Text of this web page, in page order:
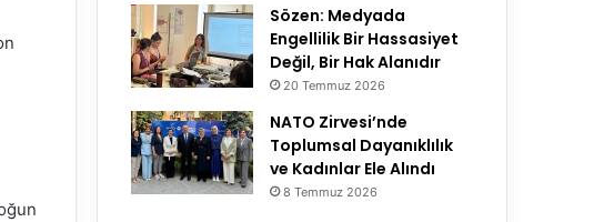
Sözen: Medyada
Engellilik Bir Hassasiyet
Değil, Bir Hak Alanıdır
20 Temmuz 2026
NATO Zirvesi’nde
Toplumsal Dayanıklılık
ve Kadınlar Ele Alındı
8 Temmuz 2026